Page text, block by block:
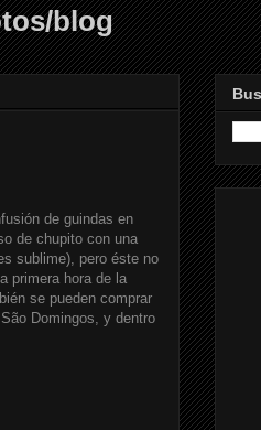
blog
de guindas en
de chupito con una
sublime), pero éste no
primera hora de la
se pueden comprar
Domingos, y dentro